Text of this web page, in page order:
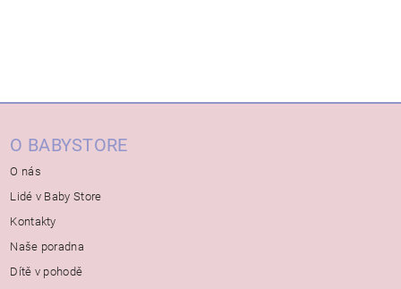
O BABYSTORE
O nás
Lidé v Baby Store
Kontakty
Naše poradna
Dítě v pohodě